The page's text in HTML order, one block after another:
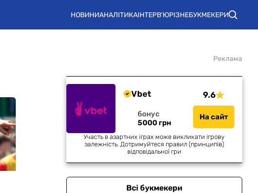
НОВИНИАНАЛІТИКАІНТЕРВ'ЮРІЗНЕБУКМЕКЕРИ
Реклама
Vbet
бонус
5000 грн
9.6
На сайт
Участь в азартних іграх може викликати ігрову
залежність. Дотримуйтеся правил (принципів)
відповідальної гри
Всі букмекери